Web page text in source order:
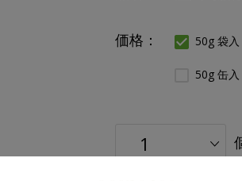
価格： 50g 袋入
50g 缶入